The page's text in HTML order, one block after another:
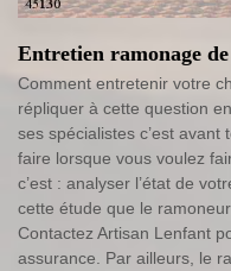
Entretien ramonage
Comment entretenir votre
répliquer à cette question
ses spécialistes c’est
faire lorsque vous voulez
c’est : analyser l’état de
cette étude que le
Contactez Artisan Lenfant
assurance. Par ailleurs, le